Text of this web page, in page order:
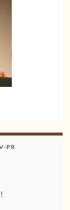
PR
Final da